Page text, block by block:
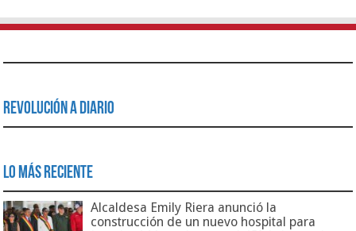
Revolución a Diario
Lo Más Reciente
Alcaldesa Emily Riera anunció la
construcción de un nuevo hospital para